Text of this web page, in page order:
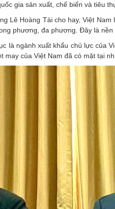
gia sản xuất, chế biến và tiêu
Lê Hoàng Tài cho hay, Việt
phương, đa phương. Đây là
là ngành xuất khẩu chủ lực của
may của Việt Nam đã có mặt tại